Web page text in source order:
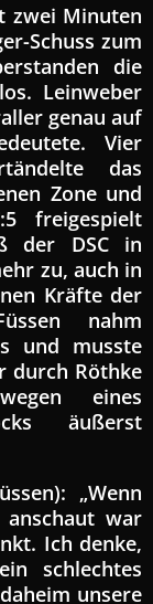
zwei Minuten
Schuss zum
die
Leinweber
genau auf
Vier
das
Zone und
freigespielt
der DSC in
zu, auch in
Kräfte der
nahm
und musste
durch Röthke
eines
äußerst
„Wenn
anschaut war
Ich denke,
schlechtes
unsere